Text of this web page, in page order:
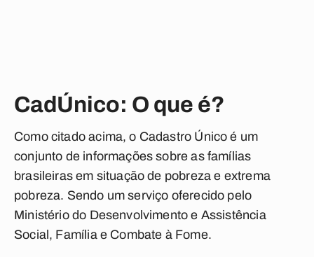
CadÚnico: O que é?
Como citado acima, o Cadastro Único é um
conjunto de informações sobre as famílias
brasileiras em situação de pobreza e extrema
pobreza. Sendo um serviço oferecido pelo
Ministério do Desenvolvimento e Assistência
Social, Família e Combate à Fome.